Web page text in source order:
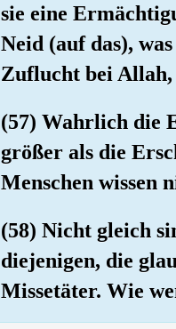
sie eine
Neid (auf das),
Zuflucht bei Allah,
(57) Wahrlich die
größer als die
Menschen wissen
(58) Nicht gleich
diejenigen, die
Missetäter. Wie